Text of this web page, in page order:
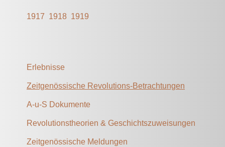
1917 1918 1919
Erlebnisse
Zeitgenössische Revolutions-Betrachtungen
A-u-S Dokumente
Revolutionstheorien & Geschichtszuweisungen
Zeitgenössische Meldungen